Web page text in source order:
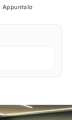
Appuntalo
pin